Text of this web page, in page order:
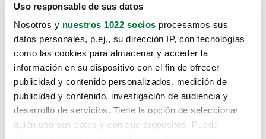
Uso responsable de sus datos
Nosotros y nuestros 1022 socios procesamos sus
datos personales, p.ej., su dirección IP, con tecnologías
como las cookies para almacenar y acceder la
información en su dispositivo con el fin de ofrecer
publicidad y contenido personalizados, medición de
publicidad y contenido, investigación de audiencia y
desarrollo de servicios. Tiene la opción de seleccionar
quién usa sus datos y con qué propósitos. Puede
Lo sentimos, no sabemos como
te hemos traido hasta aquí.
Pero puedes encontrar el coche que estás
buscando en alguno de estos enlaces: